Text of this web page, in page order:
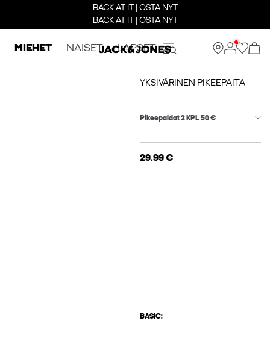
BACK AT IT | OSTA NYT
BACK AT IT | OSTA NYT
MIEHET NAISET LAPSET
YKSIVÄRINEN PIKEEPAITA
Pikeepaidat 2 KPL 50 €
29.99 €
BASIC: